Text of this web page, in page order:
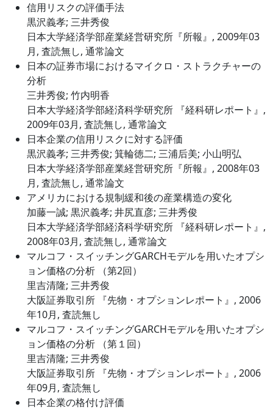
信用リスクの評価手法
黒沢義孝; 三井秀俊
日本大学経済学部産業経営研究所『所報』, 2009年03
月, 査読無し, 通常論文
日本の証券市場におけるマイクロ・ストラクチャーの
分析
三井秀俊; 竹内明香
日本大学経済学部経済科学研究所 『経科研レポート』,
2009年03月, 査読無し, 通常論文
日本企業の信用リスクに対する評価
黒沢義孝; 三井秀俊; 箕輪徳二; 三浦后美; 小山明弘
日本大学経済学部産業経営研究所『所報』, 2008年03
月, 査読無し, 通常論文
アメリカにおける規制緩和後の産業構造の変化
加藤一誠; 黒沢義孝; 井尻直彦; 三井秀俊
日本大学経済学部経済科学研究所 『経科研レポート』,
2008年03月, 査読無し, 通常論文
マルコフ・スイッチングGARCHモデルを用いたオプシ
ョン価格の分析 （第2回）
里吉清隆; 三井秀俊
大阪証券取引所 『先物・オプションレポート』, 2006
年10月, 査読無し
マルコフ・スイッチングGARCHモデルを用いたオプシ
ョン価格の分析 （第１回）
里吉清隆; 三井秀俊
大阪証券取引所 『先物・オプションレポート』, 2006
年09月, 査読無し
日本企業の格付け評価